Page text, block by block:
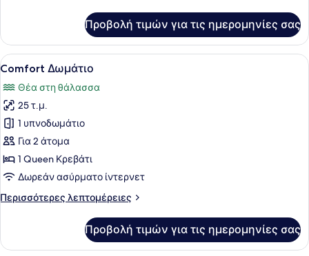
Δωμάτιο
Προβολή τιμών για τις ημερομηνίες σας
Προβολή
όλων
των
φωτογραφιών
για
Comfort
Δωμάτιο
Ένα υπνοδωμάτιο με ένα
13
Comfort Δωμάτιο
Θέα στη θάλασσα
25 τ.μ.
1 υπνοδωμάτιο
Για 2 άτομα
1 Queen Κρεβάτι
Δωρεάν ασύρματο ίντερνετ
Περισσότερες λεπτομέρειες
Περισσότερες
Δωμάτιο
Προβολή τιμών για τις ημερομηνίες σας